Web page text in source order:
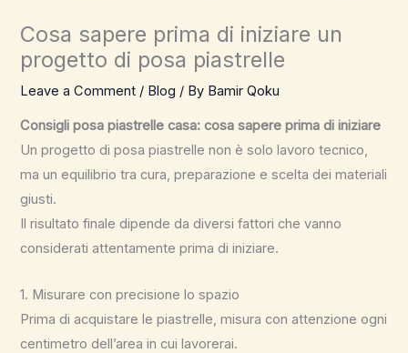
Cosa sapere prima di iniziare un
progetto di posa piastrelle
Leave a Comment / Blog / By Bamir Qoku
Consigli posa piastrelle casa: cosa sapere prima di iniziare
Un progetto di posa piastrelle non è solo lavoro tecnico,
ma un equilibrio tra cura, preparazione e scelta dei materiali
giusti.
Il risultato finale dipende da diversi fattori che vanno
considerati attentamente prima di iniziare.
1. Misurare con precisione lo spazio
Prima di acquistare le piastrelle, misura con attenzione ogni
centimetro dell’area in cui lavorerai.